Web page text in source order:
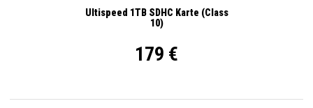
Ultispeed 1TB SDHC Karte (Class
10)
179 €